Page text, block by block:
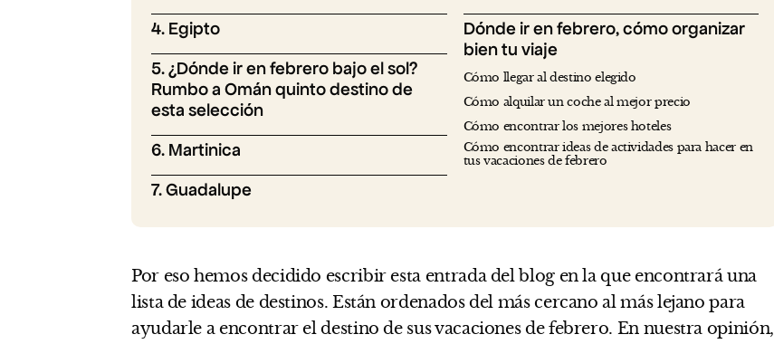
4. Egipto
5. ¿Dónde ir en febrero bajo el sol?
Rumbo a Omán quinto destino de
esta selección
6. Martinica
7. Guadalupe
Dónde ir en febrero, cómo organizar
bien tu viaje
Cómo llegar al destino elegido
Cómo alquilar un coche al mejor precio
Cómo encontrar los mejores hoteles
Cómo encontrar ideas de actividades para hacer en
tus vacaciones de febrero
Por eso hemos decidido escribir esta entrada del blog en la que encontrará una
lista de ideas de destinos. Están ordenados del más cercano al más lejano para
ayudarle a encontrar el destino de sus vacaciones de febrero. En nuestra opinión,